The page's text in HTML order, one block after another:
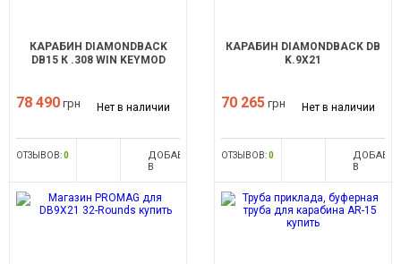
КАРАБИН DIAMONDBACK
DB15 К .308 WIN KEYMOD
78 490 грн Нет в наличии
ОТЗЫВОВ:0
ДОБАВИТЬ
В
КАРАБИН DIAMONDBACK DB
K.9Х21
70 265 грн Нет в наличии
ОТЗЫВОВ:0
В